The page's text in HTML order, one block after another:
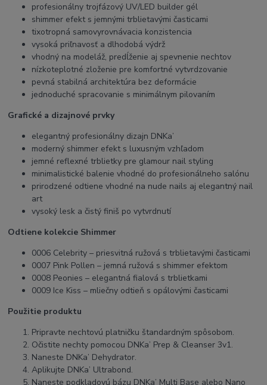
profesionálny trojfázový UV/LED builder gél
shimmer efekt s jemnými trblietavými časticami
tixotropná samovyrovnávacia konzistencia
vysoká priľnavosť a dlhodobá výdrž
vhodný na modeláž, predĺženie aj spevnenie nechtov
nízkoteplotné zloženie pre komfortné vytvrdzovanie
pevná stabilná architektúra bez deformácie
jednoduché spracovanie s minimálnym pilovaním
Grafické a dizajnové prvky
elegantný profesionálny dizajn DNKa’
moderný shimmer efekt s luxusným vzhľadom
jemné reflexné trblietky pre glamour nail styling
minimalistické balenie vhodné do profesionálneho salónu
prirodzené odtiene vhodné na nude nails aj elegantný nail
art
vysoký lesk a čistý finiš po vytvrdnutí
Odtiene kolekcie Shimmer
0006 Celebrity – priesvitná ružová s trblietavými časticami
0007 Pink Pollen – jemná ružová s shimmer efektom
0008 Peonies – elegantná fialová s trblietkami
0009 Ice Kiss – mliečny odtieň s opálovými časticami
Použitie produktu
Pripravte nechtovú platničku štandardným spôsobom.
Očistite nechty pomocou DNKa’ Prep & Cleanser 3v1.
Naneste DNKa’ Dehydrator.
Aplikujte DNKa’ Ultrabond.
Naneste podkladovú bázu DNKa’ Multi Base alebo Nano